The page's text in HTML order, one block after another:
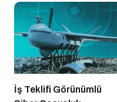
İş Teklifi Görünümlü